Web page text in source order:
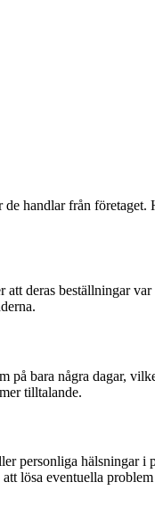
handlar från
deras beställningar
på bara några dagar,
tilltalande.
personliga hälsningar i
lösa eventuella